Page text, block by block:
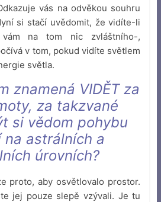
vás na odvěkou souhru
si stačí uvědomit, že vidíte-li
vám na tom nic zvláštního-,
v tom, pokud vidíte světlem
světla.
znamená VIDĚT za
za takzvané
si vědom pohybu
na astrálních a
úrovních?
proto, aby osvětlovalo prostor.
jej pouze slepě vzývali. Je tu